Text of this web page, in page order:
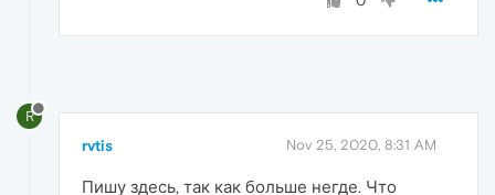
R
rvtis Nov 25, 2020, 8:31 AM
Пишу здесь, так как больше негде. Что